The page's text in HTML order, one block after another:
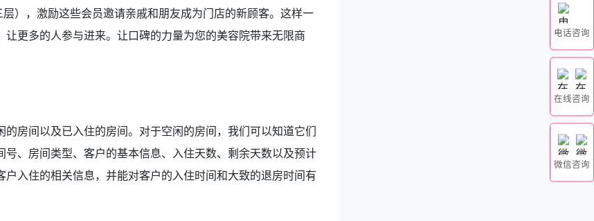
），激励这些会员邀请亲戚和朋友成为门店的新顾客。这样一
更多的人参与进来。让口碑的力量为您的美容院带来无限商
房间以及已入住的房间。对于空闲的房间，我们可以知道它们
、房间类型、客户的基本信息、入住天数、剩余天数以及预计
入住的相关信息，并能对客户的入住时间和大致的退房时间有
电话咨询
在线咨询
微信咨询